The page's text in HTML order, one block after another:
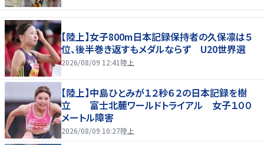
【陸上】女子800m日本記録保持者の久保凛は５
位、後半巻き返すもメダルならず U20世界選
2026/08/09 12:41 陸上
【陸上】中島ひとみが１２秒６２の日本記録を樹
立 富士北麓ワールドトライアル 女子１００
メートル障害
2026/08/09 10:27陸上